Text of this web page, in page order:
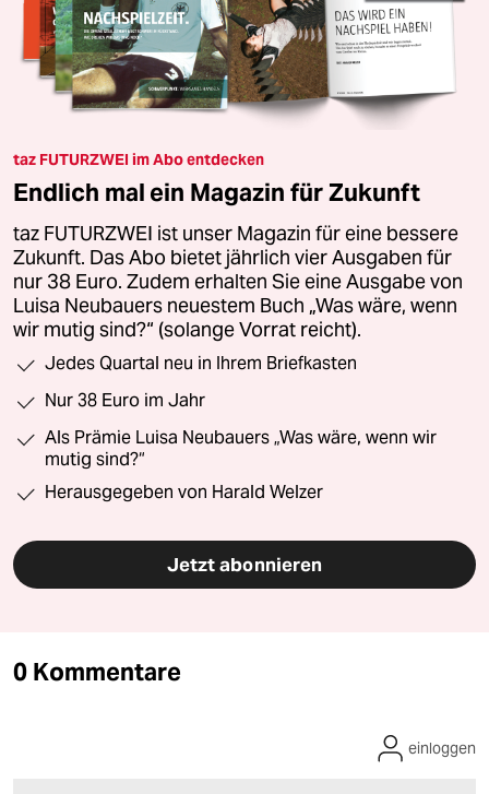
taz FUTURZWEI im Abo entdecken
Endlich mal ein Magazin für Zukunft
taz FUTURZWEI ist unser Magazin für eine bessere
Zukunft. Das Abo bietet jährlich vier Ausgaben für
nur 38 Euro. Zudem erhalten Sie eine Ausgabe von
Luisa Neubauers neuestem Buch „Was wäre, wenn
wir mutig sind?“ (solange Vorrat reicht).
Jedes Quartal neu in Ihrem Briefkasten
Nur 38 Euro im Jahr
Als Prämie Luisa Neubauers „Was wäre, wenn wir
mutig sind?“
Herausgegeben von Harald Welzer
Jetzt abonnieren
0 Kommentare
einloggen